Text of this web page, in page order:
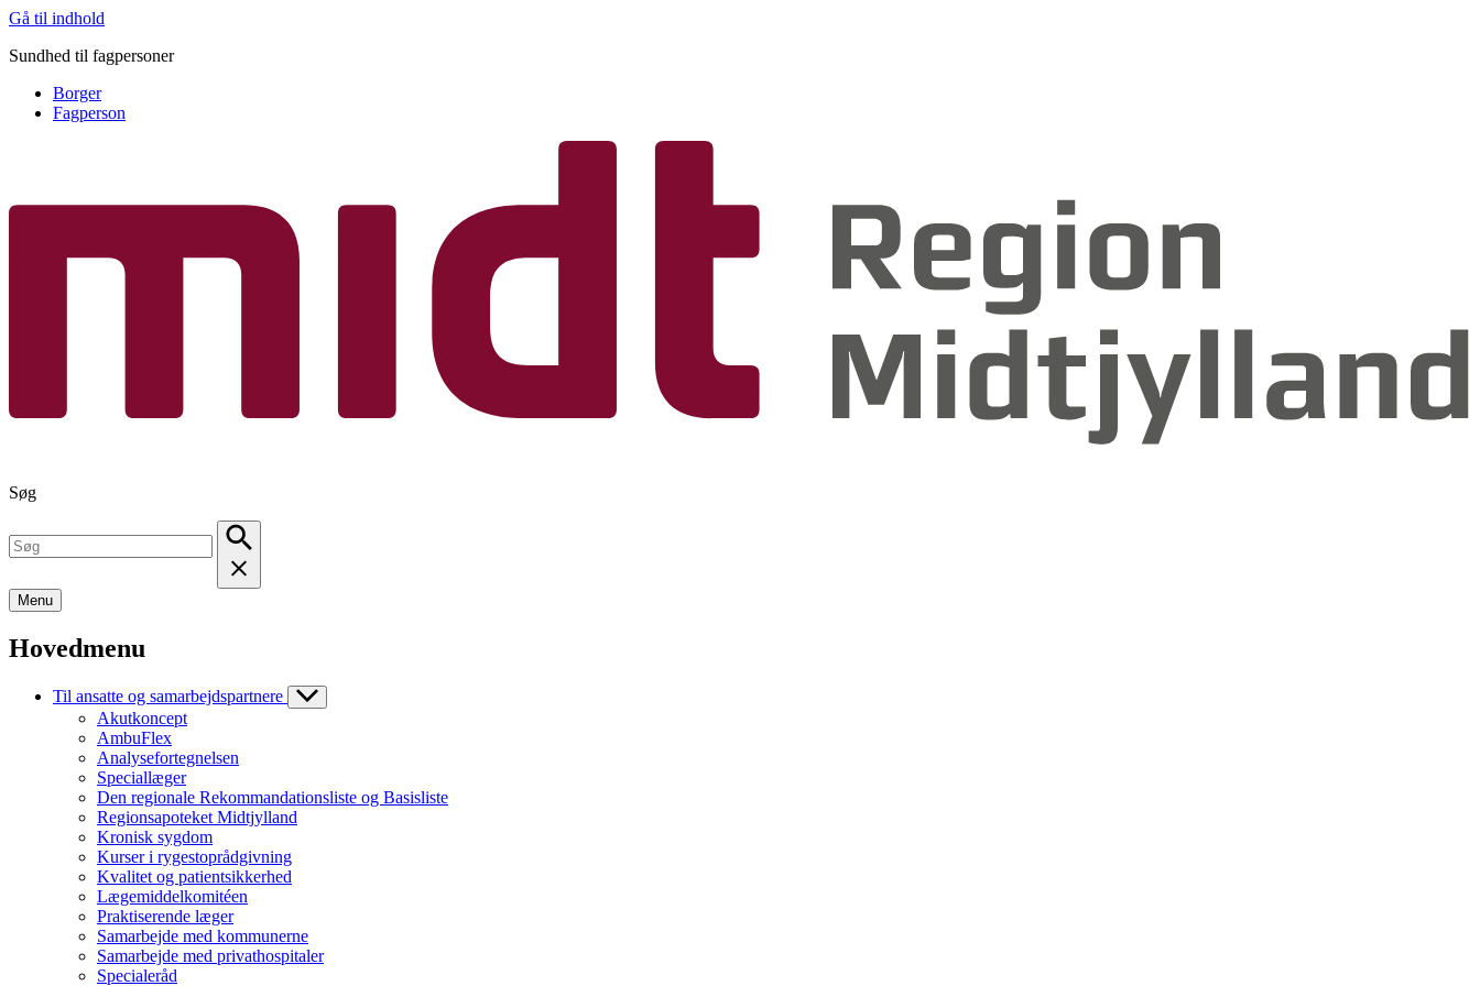
Gå til indhold
Sundhed til fagpersoner
Borger
Fagperson
Søg
Menu
Hovedmenu
Til ansatte og samarbejdspartnere
Akutkoncept
AmbuFlex
Analysefortegnelsen
Speciallæger
Den regionale Rekommandationsliste og Basisliste
Regionsapoteket Midtjylland
Kronisk sygdom
Kurser i rygestoprådgivning
Kvalitet og patientsikkerhed
Lægemiddelkomitéen
Praktiserende læger
Samarbejde med kommunerne
Samarbejde med privathospitaler
Specialeråd